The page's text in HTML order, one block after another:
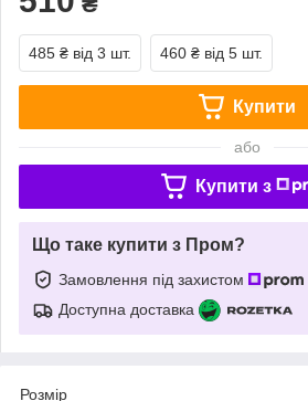
485 ₴ від 3 шт. 460 ₴ від 5 шт.
Купити
або
Купити з
Що таке купити з Пром?
Замовлення під захистом
Доступна доставка
Розмір